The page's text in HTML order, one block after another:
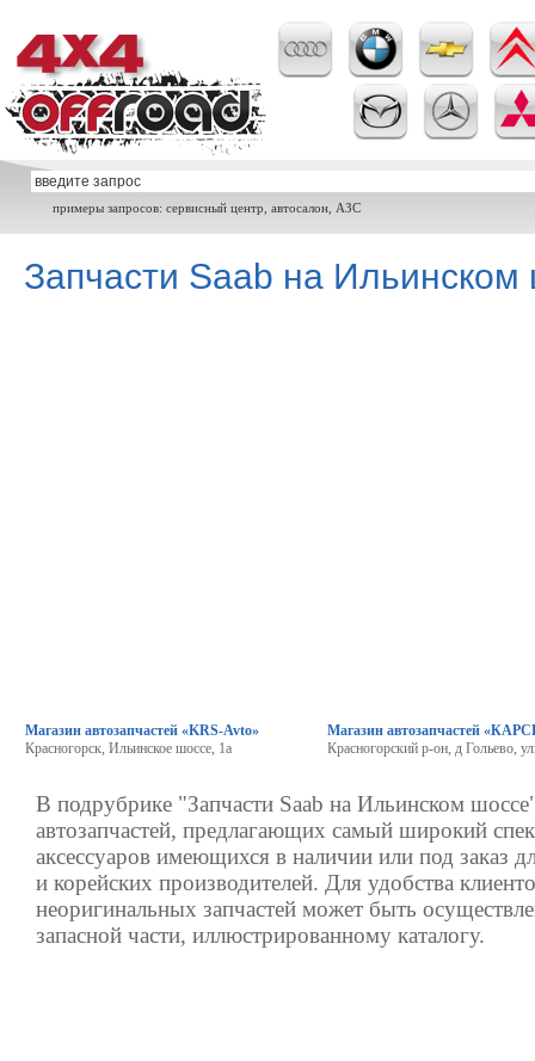
примеры запросов: сервисный центр, автосалон, АЗС
Запчасти Saab на Ильинском
Магазин автозапчастей «KRS-Avto»
Красногорск, Ильинское шоссе, 1а
Магазин автозапчастей
Красногорский р-он, д Гольево,
В подрубрике "Запчасти Saab на Ильинском
автозапчастей, предлагающих самый широкий
аксессуаров имеющихся в наличии или под заказ
и корейских производителей. Для удобства
неоригинальных запчастей может быть
запасной части, иллюстрированному каталогу.